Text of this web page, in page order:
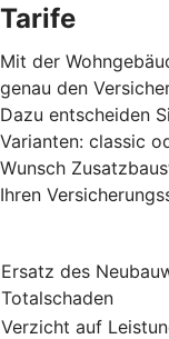
Tarife
Mit der
genau den
Dazu entscheiden
Varianten: classic
Wunsch
Ihren
Ersatz des
Totalschaden
Verzicht auf